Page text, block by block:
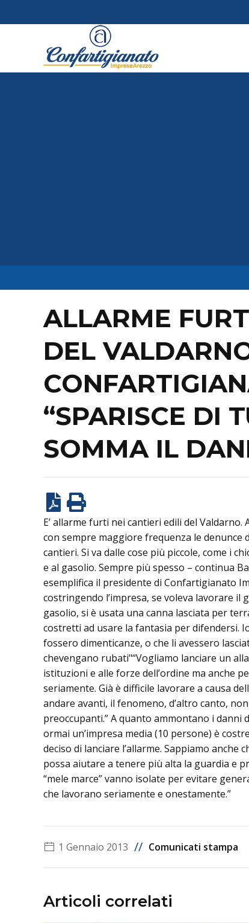
ALLARME
DEL
“SPARISCE DI
SOMMA IL
E’ allarme furti nei cantieri edili del
con sempre maggiore frequenza le denunce
cantieri. Si va dalle cose più piccole, come i
e al gasolio. Sempre più spesso – continua
esemplifica il presidente di Confartigianato
costringendo l’impresa, se voleva lavorare
gasolio, si è usata una canna lasciata per
costretti ad usare la fantasia per difendersi.
fossero dimenticanze, o che li avessero
chevengano rubati"“Vogliamo lanciare un
istituzioni e alle forze dell’ordine ma anche
seriamente. Già è difficile lavorare a causa
andare avanti, il fenomeno, d’altro canto,
preoccupanti.” A quanto ammontano i
ormai un’impresa media (10 persone) è
deciso di lanciare l’allarme. Sappiamo
possa aiutare a tenere più alta la guardia e
“mele marce” vanno isolate per evitare
che lavorano seriamente e onestamente.”
1 Gennaio 2013 // Comunicati stampa
Articoli correlati